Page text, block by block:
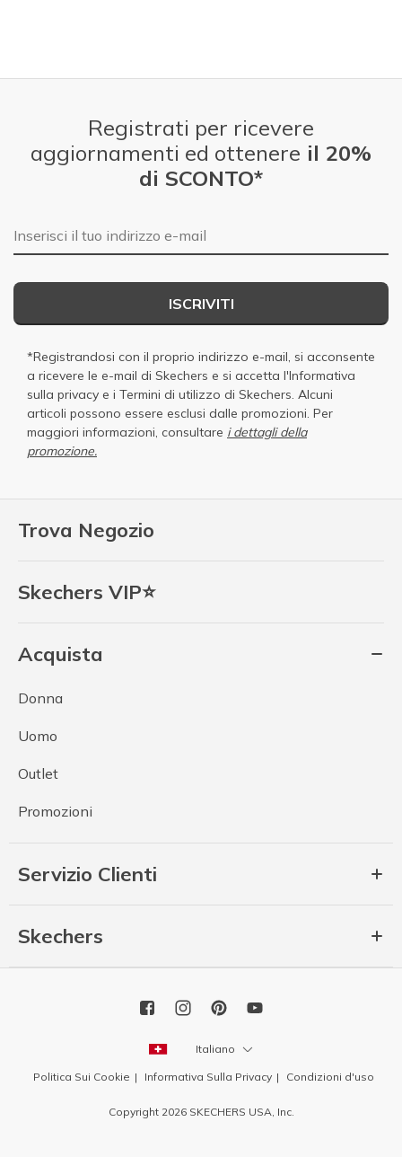
Trova Negozio
Skechers VIP⭐
Acquista
Donna
Uomo
Outlet
Promozioni
Servizio Clienti
Skechers
Registrati per ricevere
aggiornamenti ed ottenere il 20%
di SCONTO*
E-mail
ISCRIVITI
*Registrandosi con il proprio indirizzo e-mail, si acconsente
a ricevere le e-mail di Skechers e si accetta l'Informativa
sulla privacy e i Termini di utilizzo di Skechers . Alcuni
articoli possono essere esclusi dalle promozioni. Per
maggiori informazioni, consultare i dettagli della
promozione.
Italiano
Politica Sui Cookie Informativa Sulla Privacy Condizioni d'uso
Copyright 2026 SKECHERS USA, Inc.